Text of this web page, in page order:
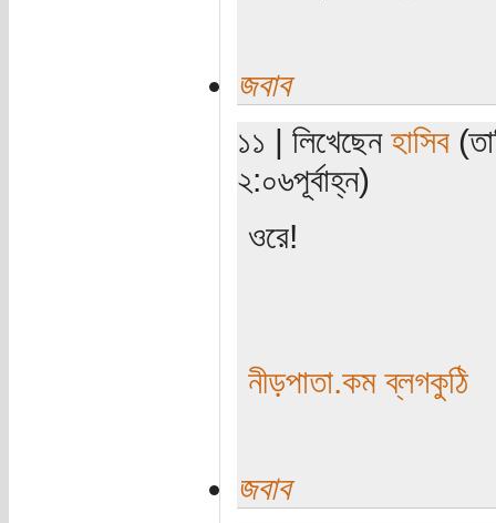
জবাব
১১ | লিখেছেন হাসিব
২:০৬পূর্বাহ্ন)
ওরে!
নীড়পাতা.কম ব্লগকুঠি
জবাব